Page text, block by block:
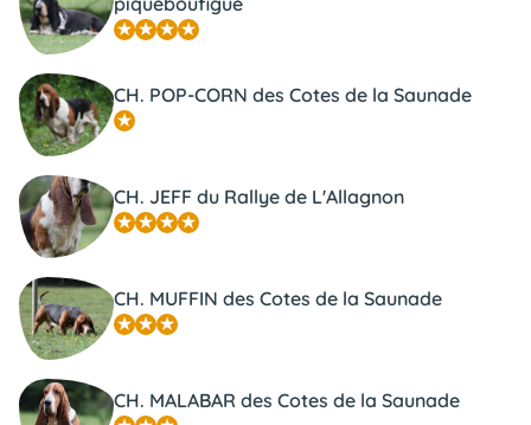
CH. POP-CORN des Cotes de la Saunade
CH. JEFF du Rallye de L'Allagnon
CH. MUFFIN des Cotes de la Saunade
CH. MALABAR des Cotes de la Saunade